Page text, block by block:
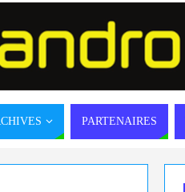
PARTENAIRES